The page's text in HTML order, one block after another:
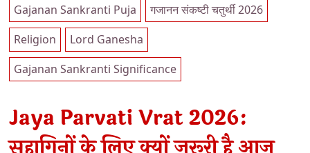
Gajanan Sankranti Puja
गजानन संकष्टी चतुर्थी 2026
Religion
Lord Ganesha
Gajanan Sankranti Significance
Jaya Parvati Vrat 2026: